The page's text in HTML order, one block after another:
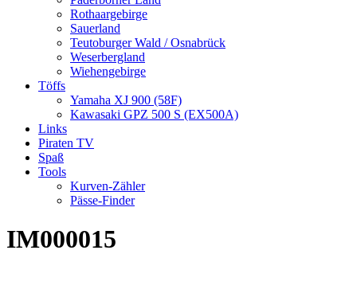
Rothaargebirge
Sauerland
Teutoburger Wald / Osnabrück
Weserbergland
Wiehengebirge
Töffs
Yamaha XJ 900 (58F)
Kawasaki GPZ 500 S (EX500A)
Links
Piraten TV
Spaß
Tools
Kurven-Zähler
Pässe-Finder
IM000015